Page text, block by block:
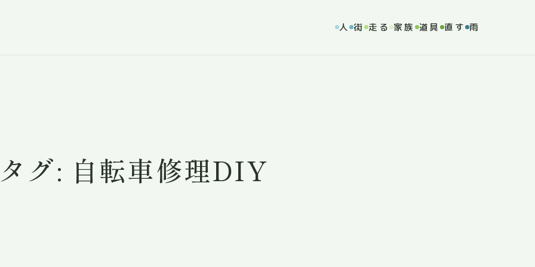
人 街 走る 家族 道具 直す 雨
タグ: 自転車修理DIY